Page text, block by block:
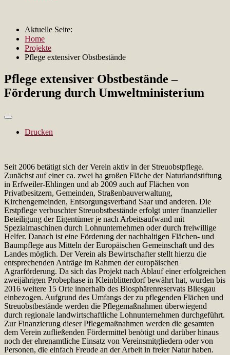
Aktuelle Seite:
Home
Projekte
Pflege extensiver Obstbestände
Pflege extensiver Obstbestände –
Förderung durch Umweltministerium
Drucken
Seit 2006 betätigt sich der Verein aktiv in der Streuobstpflege.
Zunächst auf einer ca. zwei ha großen Fläche der Naturlandstiftung
in Erfweiler-Ehlingen und ab 2009 auch auf Flächen von
Privatbesitzern, Gemeinden, Straßenbauverwaltung,
Kirchengemeinden, Entsorgungsverband Saar und anderen. Die
Erstpflege verbuschter Streuobstbestände erfolgt unter finanzieller
Beteiligung der Eigentümer je nach Arbeitsaufwand mit
Spezialmaschinen durch Lohnunternehmen oder durch freiwillige
Helfer. Danach ist eine Förderung der nachhaltigen Flächen- und
Baumpflege aus Mitteln der Europäischen Gemeinschaft und des
Landes möglich. Der Verein als Bewirtschafter stellt hierzu die
entsprechenden Anträge im Rahmen der europäischen
Agrarförderung. Da sich das Projekt nach Ablauf einer erfolgreichen
zweijährigen Probephase in Kleinblitterdorf bewährt hat, wurden bis
2016 weitere 15 Orte innerhalb des Biosphärenreservats Bliesgau
einbezogen. Aufgrund des Umfangs der zu pflegenden Flächen und
Streuobstbestände werden die Pflegemaßnahmen überwiegend
durch regionale landwirtschaftliche Lohnunternehmen durchgeführt.
Zur Finanzierung dieser Pflegemaßnahmen werden die gesamten
dem Verein zufließenden Fördermittel benötigt und darüber hinaus
noch der ehrenamtliche Einsatz von Vereinsmitgliedern oder von
Personen, die einfach Freude an der Arbeit in freier Natur haben.